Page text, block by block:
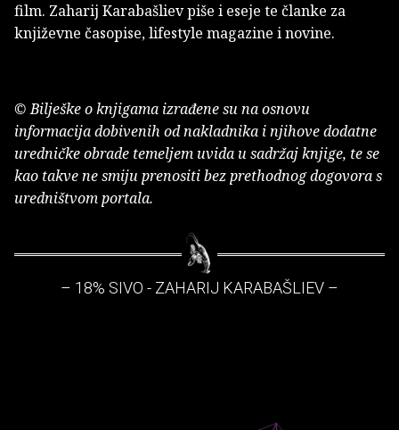
film. Zaharij Karabašliev piše i eseje te članke za
književne časopise, lifestyle magazine i novine.
© Bilješke o knjigama izrađene su na osnovu
informacija dobivenih od nakladnika i njihove dodatne
uredničke obrade temeljem uvida u sadržaj knjige, te se
kao takve ne smiju prenositi bez prethodnog dogovora s
uredništvom portala.
– 18% SIVO - ZAHARIJ KARABAŠLIEV –